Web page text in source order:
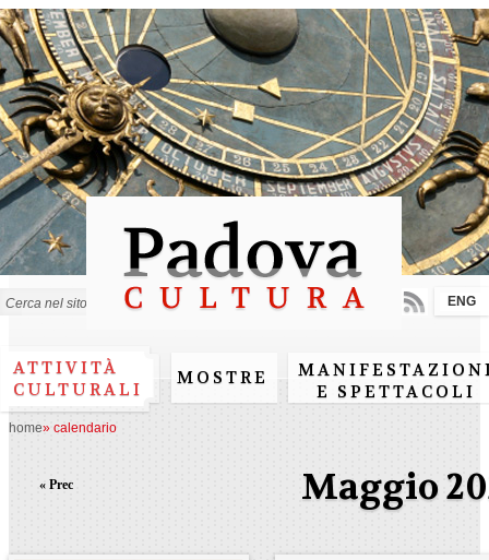
Salta al
contenuto
principale
ATTIVITÀ
CULTURALI
MOSTRE
E SPETTACOLI
ENG
home» calendario
Maggio
« Prec